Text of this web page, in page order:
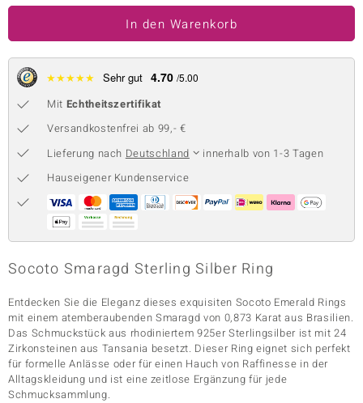
BY DE MELO
Collection
Classics
In den Warenkorb
★★★★★ Sehr gut 4.70 /5.00
Mit Echtheitszertifikat
Versandkostenfrei ab 99,- €
Lieferung nach Deutschland
innerhalb von 1-3 Tagen
Hauseigener Kundenservice
Socoto Smaragd Sterling Silber Ring
Entdecken Sie die Eleganz dieses exquisiten Socoto Emerald Rings
mit einem atemberaubenden Smaragd von 0,873 Karat aus Brasilien.
Das Schmuckstück aus rhodiniertem 925er Sterlingsilber ist mit 24
Zirkonsteinen aus Tansania besetzt. Dieser Ring eignet sich perfekt
für formelle Anlässe oder für einen Hauch von Raffinesse in der
Alltagskleidung und ist eine zeitlose Ergänzung für jede
Schmucksammlung.